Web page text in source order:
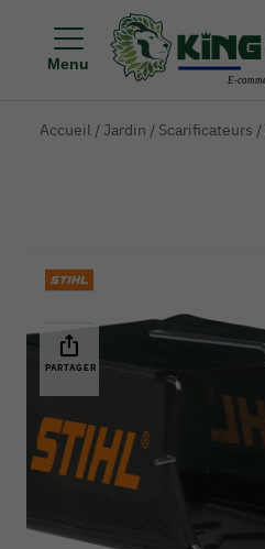
Menu
Accueil / Jardin / Scarificateurs /
PARTAGER